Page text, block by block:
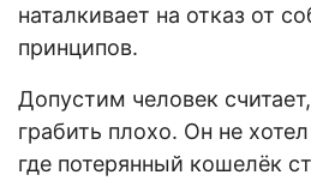
наталкивает на отказ от
принципов.
Допустим человек
грабить плохо. Он не
где потерянный кошелёк